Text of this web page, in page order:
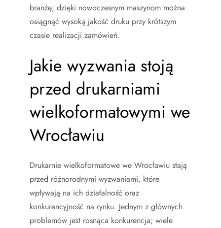
branżę; dzięki nowoczesnym maszynom można
osiągnąć wysoką jakość druku przy krótszym
czasie realizacji zamówień.
Jakie wyzwania stoją
przed drukarniami
wielkoformatowymi we
Wrocławiu
Drukarnie wielkoformatowe we Wrocławiu stają
przed różnorodnymi wyzwaniami, które
wpływają na ich działalność oraz
konkurencyjność na rynku. Jednym z głównych
problemów jest rosnąca konkurencja; wiele